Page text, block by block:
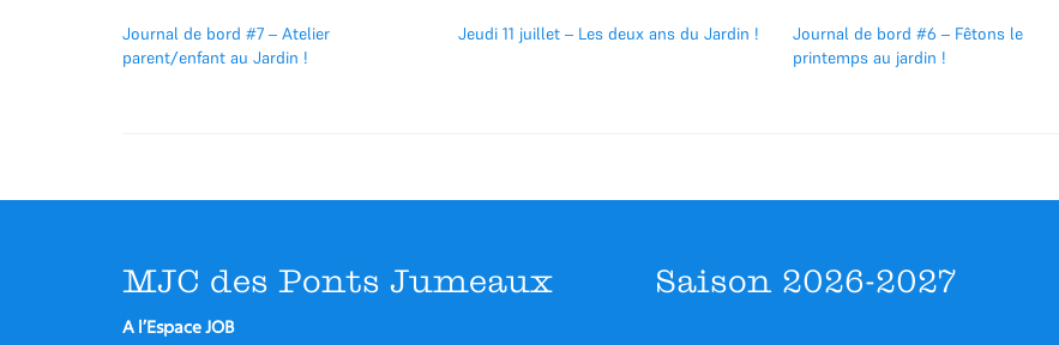
Journal de bord #7 – Atelier
parent/enfant au Jardin !
Jeudi 11 juillet – Les deux ans du Jardin !
Journal de bord #6 – Fêtons le
printemps au jardin !
MJC des Ponts Jumeaux
A l’Espace JOB
Saison 2026-2027